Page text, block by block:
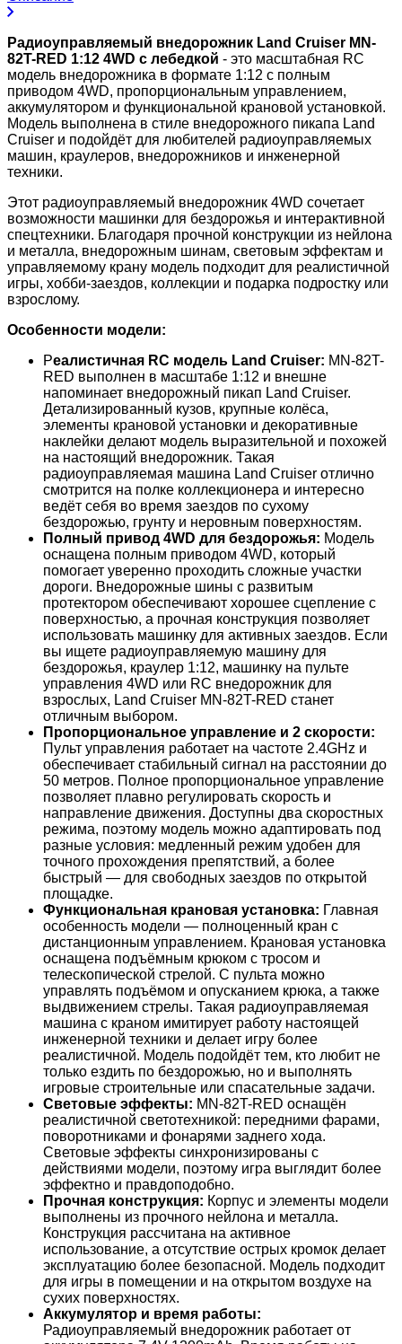
Радиоуправляемый внедорожник Land Cruiser MN-
82T-RED 1:12 4WD с лебедкой - это масштабная RC
модель внедорожника в формате 1:12 с полным
приводом 4WD, пропорциональным управлением,
аккумулятором и функциональной крановой установкой.
Модель выполнена в стиле внедорожного пикапа Land
Cruiser и подойдёт для любителей радиоуправляемых
машин, краулеров, внедорожников и инженерной
техники.
Этот радиоуправляемый внедорожник 4WD сочетает
возможности машинки для бездорожья и интерактивной
спецтехники. Благодаря прочной конструкции из нейлона
и металла, внедорожным шинам, световым эффектам и
управляемому крану модель подходит для реалистичной
игры, хобби-заездов, коллекции и подарка подростку или
взрослому.
Особенности модели:
Реалистичная RC модель Land Cruiser: MN-82T-
RED выполнен в масштабе 1:12 и внешне
напоминает внедорожный пикап Land Cruiser.
Детализированный кузов, крупные колёса,
элементы крановой установки и декоративные
наклейки делают модель выразительной и похожей
на настоящий внедорожник. Такая
радиоуправляемая машина Land Cruiser отлично
смотрится на полке коллекционера и интересно
ведёт себя во время заездов по сухому
бездорожью, грунту и неровным поверхностям.
Полный привод 4WD для бездорожья: Модель
оснащена полным приводом 4WD, который
помогает уверенно проходить сложные участки
дороги. Внедорожные шины с развитым
протектором обеспечивают хорошее сцепление с
поверхностью, а прочная конструкция позволяет
использовать машинку для активных заездов. Если
вы ищете радиоуправляемую машину для
бездорожья, краулер 1:12, машинку на пульте
управления 4WD или RC внедорожник для
взрослых, Land Cruiser MN-82T-RED станет
отличным выбором.
Пропорциональное управление и 2 скорости:
Пульт управления работает на частоте 2.4GHz и
обеспечивает стабильный сигнал на расстоянии до
50 метров. Полное пропорциональное управление
позволяет плавно регулировать скорость и
направление движения. Доступны два скоростных
режима, поэтому модель можно адаптировать под
разные условия: медленный режим удобен для
точного прохождения препятствий, а более
быстрый — для свободных заездов по открытой
площадке.
Функциональная крановая установка: Главная
особенность модели — полноценный кран с
дистанционным управлением. Крановая установка
оснащена подъёмным крюком с тросом и
телескопической стрелой. С пульта можно
управлять подъёмом и опусканием крюка, а также
выдвижением стрелы. Такая радиоуправляемая
машина с краном имитирует работу настоящей
инженерной техники и делает игру более
реалистичной. Модель подойдёт тем, кто любит не
только ездить по бездорожью, но и выполнять
игровые строительные или спасательные задачи.
Световые эффекты: MN-82T-RED оснащён
реалистичной светотехникой: передними фарами,
поворотниками и фонарями заднего хода.
Световые эффекты синхронизированы с
действиями модели, поэтому игра выглядит более
эффектно и правдоподобно.
Прочная конструкция: Корпус и элементы модели
выполнены из прочного нейлона и металла.
Конструкция рассчитана на активное
использование, а отсутствие острых кромок делает
эксплуатацию более безопасной. Модель подходит
для игры в помещении и на открытом воздухе на
сухих поверхностях.
Аккумулятор и время работы:
Радиоуправляемый внедорожник работает от